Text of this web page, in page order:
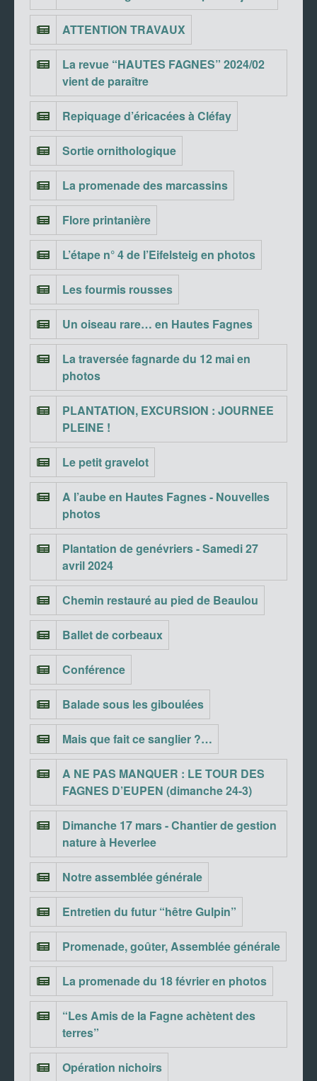
ATTENTION TRAVAUX
La revue “HAUTES FAGNES” 2024/02
vient de paraître
Repiquage d’éricacées à Cléfay
Sortie ornithologique
La promenade des marcassins
Flore printanière
L’étape n° 4 de l’Eifelsteig en photos
Les fourmis rousses
Un oiseau rare… en Hautes Fagnes
La traversée fagnarde du 12 mai en
photos
PLANTATION, EXCURSION : JOURNEE
PLEINE !
Le petit gravelot
A l’aube en Hautes Fagnes - Nouvelles
photos
Plantation de genévriers - Samedi 27
avril 2024
Chemin restauré au pied de Beaulou
Ballet de corbeaux
Conférence
Balade sous les giboulées
Mais que fait ce sanglier ?…
A NE PAS MANQUER : LE TOUR DES
FAGNES D’EUPEN (dimanche 24-3)
Dimanche 17 mars - Chantier de gestion
nature à Heverlee
Notre assemblée générale
Entretien du futur “hêtre Gulpin”
Promenade, goûter, Assemblée générale
La promenade du 18 février en photos
“Les Amis de la Fagne achètent des
terres”
Opération nichoirs